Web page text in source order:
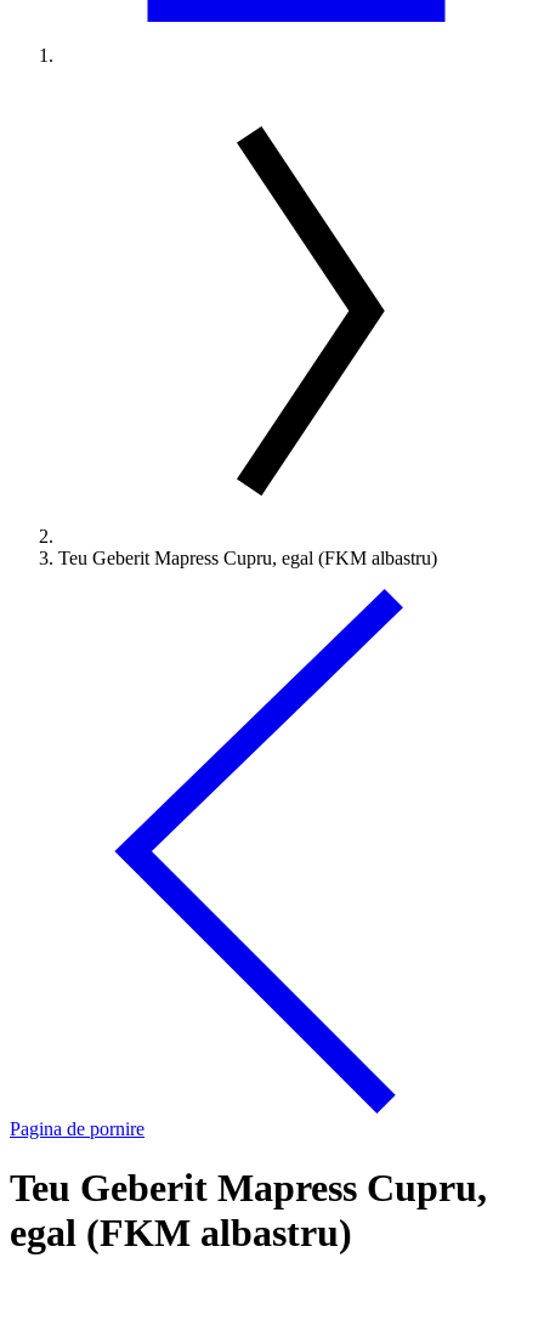
Teu Geberit Mapress Cupru, egal (FKM albastru)
Pagina de pornire
Teu Geberit Mapress Cupru,
egal (FKM albastru)